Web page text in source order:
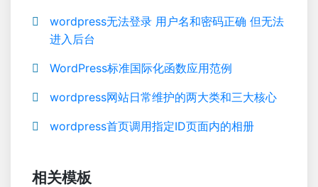
wordpress无法登录 用户名和密码正确 但无法
进入后台
WordPress标准国际化函数应用范例
wordpress网站日常维护的两大类和三大核心
wordpress首页调用指定ID页面内的相册
相关模板